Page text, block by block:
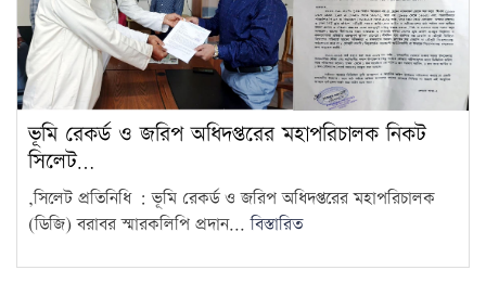
ভূমি রেকর্ড ও জরিপ অধিদপ্তরের মহাপরিচালক নিকট
সিলেট…
,সিলেট প্রতিনিধি : ‎ভূমি রেকর্ড ও জরিপ অধিদপ্তরের মহাপরিচালক
(ডিজি) বরাবর স্মারকলিপি প্রদান...বিস্তারিত